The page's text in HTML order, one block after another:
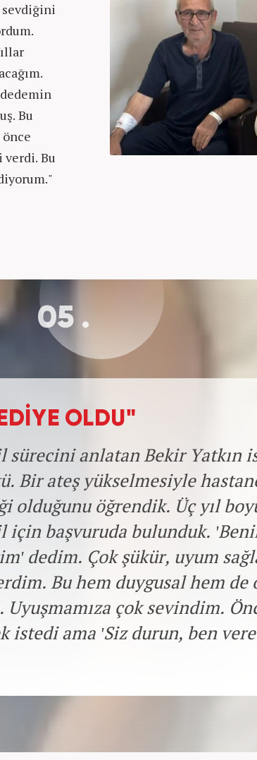
sevdiğini
Bu
önce
verdi. Bu
05 .
OLDU"
anlatan Bekir Yatkın
Bir ateş yükselmesiyle
olduğunu öğrendik. Üç yıl
için başvuruda bulunduk.
dedim. Çok şükür, uyum
Bu hem duygusal hem
çok sevindim.
istedi ama 'Siz durun, ben